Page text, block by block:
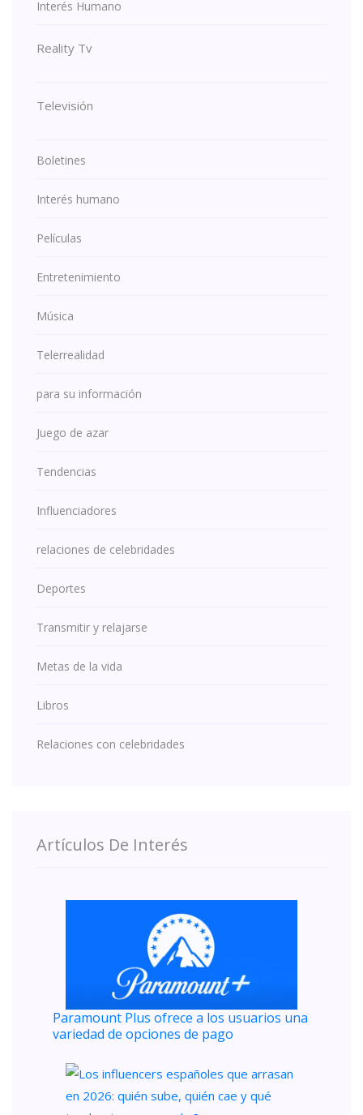
Interés Humano
Reality Tv
Televisión
Boletines
Interés humano
Películas
Entretenimiento
Música
Telerrealidad
para su información
Juego de azar
Tendencias
Influenciadores
relaciones de celebridades
Deportes
Transmitir y relajarse
Metas de la vida
Libros
Relaciones con celebridades
Artículos De Interés
Paramount Plus ofrece a los usuarios una
variedad de opciones de pago